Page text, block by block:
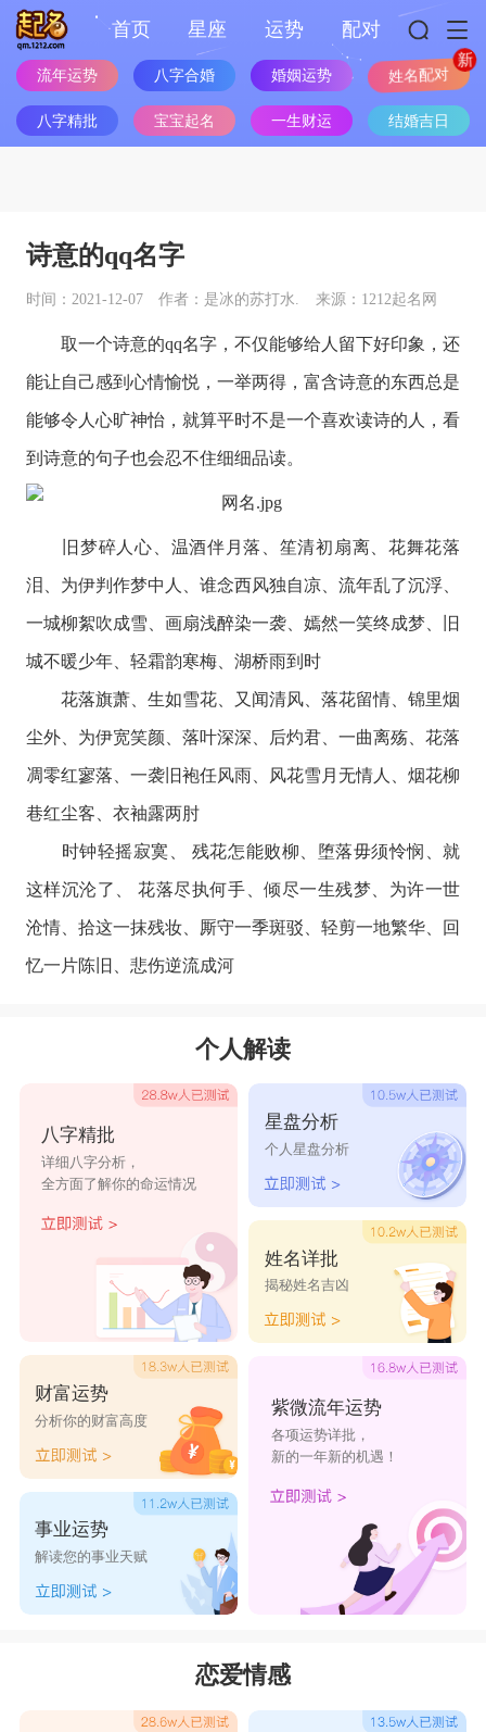
首页 星座 运势 配对
流年运势 八字合婚 婚姻运势 姓名配对
八字精批 宝宝起名 一生财运 结婚吉日
诗意的qq名字
时间：2021-12-07 作者：是冰的苏打水. 来源：1212起名网
取一个诗意的qq名字，不仅能够给人留下好印象，还
能让自己感到心情愉悦，一举两得，富含诗意的东西总是
能够令人心旷神怡，就算平时不是一个喜欢读诗的人，看
到诗意的句子也会忍不住细细品读。
旧梦碎人心、温酒伴月落、笙清初扇离、花舞花落
泪、为伊判作梦中人、谁念西风独自凉、流年乱了沉浮、
一城柳絮吹成雪、画扇浅醉染一袭、嫣然一笑终成梦、旧
城不暖少年、轻霜韵寒梅、湖桥雨到时
花落旗萧、生如雪花、又闻清风、落花留情、锦里烟
尘外、为伊宽笑颜、落叶深深、后灼君、一曲离殇、花落
凋零红寥落、一袭旧袍任风雨、风花雪月无情人、烟花柳
巷红尘客、衣袖露两肘
时钟轻摇寂寞、 残花怎能败柳、堕落毋须怜悯、就
这样沉沦了、 花落尽执何手、倾尽一生残梦、为许一世
沧情、拾这一抹残妆、厮守一季斑驳、轻剪一地繁华、回
忆一片陈旧、悲伤逆流成河
个人解读
八字精批
详细八字分析，
全方面了解你的命运情况
财富运势
分析你的财富高度
事业运势
解读您的事业天赋
星盘分析
个人星盘分析
姓名详批
揭秘姓名吉凶
紫微流年运势
各项运势详批，
新的一年新的机遇！
恋爱情感